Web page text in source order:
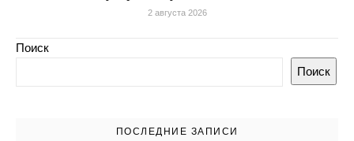
2 августа 2026
Поиск
Поиск
ПОСЛЕДНИЕ ЗАПИСИ